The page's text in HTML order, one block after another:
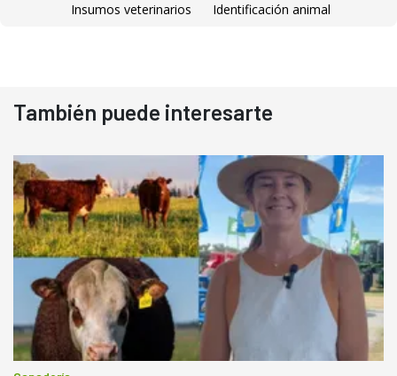
Insumos veterinarios
Identificación animal
También puede interesarte